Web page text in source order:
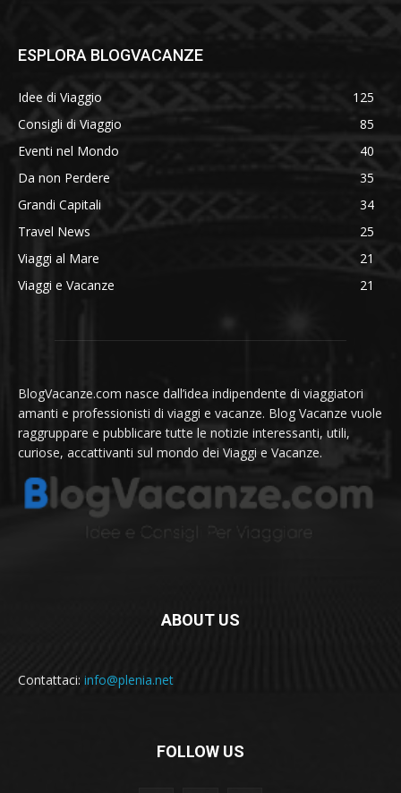
ESPLORA BLOGVACANZE
Idee di Viaggio
125
Consigli di Viaggio
85
Eventi nel Mondo
40
Da non Perdere
35
Grandi Capitali
34
Travel News
25
Viaggi al Mare
21
Viaggi e Vacanze
21
BlogVacanze.com nasce dall’idea indipendente di viaggiatori
amanti e professionisti di viaggi e vacanze. Blog Vacanze vuole
raggruppare e pubblicare tutte le notizie interessanti, utili,
curiose, accattivanti sul mondo dei Viaggi e Vacanze.
ABOUT US
Contattaci: info@plenia.net
FOLLOW US